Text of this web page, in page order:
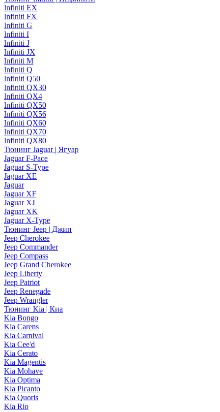
Infiniti EX
Infiniti FX
Infiniti G
Infiniti I
Infiniti J
Infiniti JX
Infiniti M
Infiniti Q
Infiniti Q50
Infiniti QX30
Infiniti QX4
Infiniti QX50
Infiniti QX56
Infiniti QX60
Infiniti QX70
Infiniti QX80
Тюнинг Jaguar | Ягуар
Jaguar F-Pace
Jaguar S-Type
Jaguar XE
Jaguar
Jaguar XF
Jaguar XJ
Jaguar XK
Jaguar X-Type
Тюнинг Jeep | Джип
Jeep Cherokee
Jeep Commander
Jeep Compass
Jeep Grand Cherokee
Jeep Liberty
Jeep Patriot
Jeep Renegade
Jeep Wrangler
Тюнинг Kia | Киа
Kia Bongo
Kia Carens
Kia Carnival
Kia Cee'd
Kia Cerato
Kia Magentis
Kia Mohave
Kia Optima
Kia Picanto
Kia Quoris
Kia Rio